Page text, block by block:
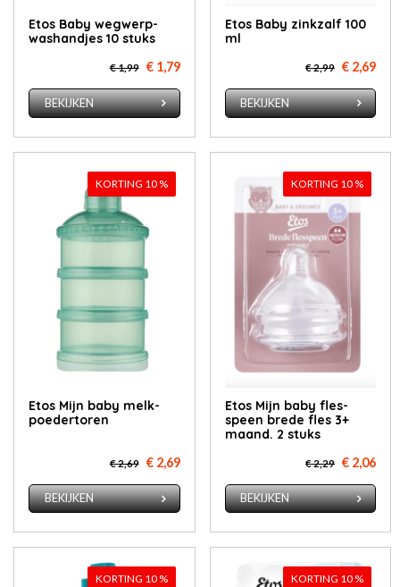
Etos Ba­by weg­werp­
was­hand­jes 10 stuks
€ 1,99 € 1,79
BEKIJKEN
Etos Ba­by zink­zalf 100
ml
€ 2,99 € 2,69
BEKIJKEN
KORTING 10 %
Etos Mijn ba­by melk­
poe­der­to­ren
€ 2,69 € 2,69
BEKIJKEN
KORTING 10 %
Etos Mijn ba­by fles­
speen bre­de fles 3+
maand. 2 stuks
€ 2,29 € 2,06
BEKIJKEN
KORTING 10 % KORTING 10 %